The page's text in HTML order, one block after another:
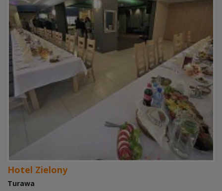
Hotel Zielony
Turawa